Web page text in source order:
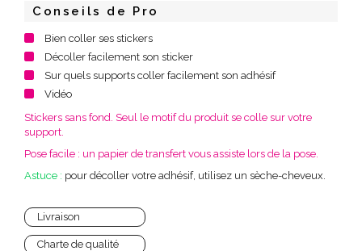
Conseils de Pro
Bien coller ses stickers
Décoller facilement son sticker
Sur quels supports coller facilement son adhésif
Vidéo
Stickers sans fond. Seul le motif du produit se colle sur votre
support.
Pose facile : un papier de transfert vous assiste lors de la pose.
Astuce : pour décoller votre adhésif, utilisez un sèche-cheveux.
Livraison
Charte de qualité